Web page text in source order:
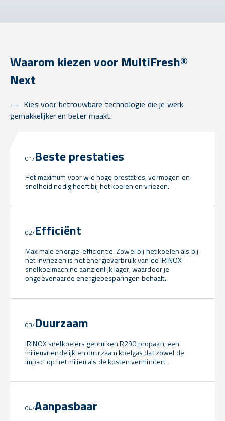
Waarom kiezen voor MultiFresh®
Next
Kies voor betrouwbare technologie die je werk
gemakkelijker en beter maakt.
01/Beste prestaties
Het maximum voor wie hoge prestaties, vermogen en
snelheid nodig heeft bij het koelen en vriezen.
02/Efficiënt
Maximale energie-efficiëntie. Zowel bij het koelen als bij
het invriezen is het energieverbruik van de IRINOX
snelkoelmachine aanzienlijk lager, waardoor je
ongeëvenaarde energiebesparingen behaalt.
03/Duurzaam
IRINOX snelkoelers gebruiken R290 propaan, een
milieuvriendelijk en duurzaam koelgas dat zowel de
impact op het milieu als de kosten vermindert.
04/Aanpasbaar